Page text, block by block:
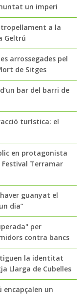
un imperi
a la
Geltrú
arrossegades pel
de Sitges
bar del barri de
turística: el
en protagonista
Festival Terramar
guanyat el
dia”
per
contra bancs
la identitat
Llarga de Cubelles
encapçalen un